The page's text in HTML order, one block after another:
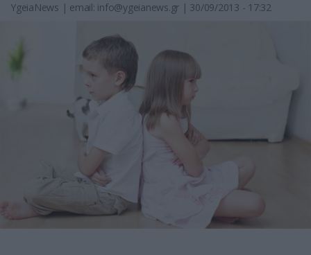
YgeiaNews | email: info@ygeianews.gr | 30/09/2013 - 17:32